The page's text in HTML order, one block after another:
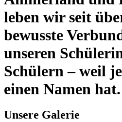
leben wir seit
bewusste
unseren
Schülern – weil
einen Namen hat.
Unsere Galerie